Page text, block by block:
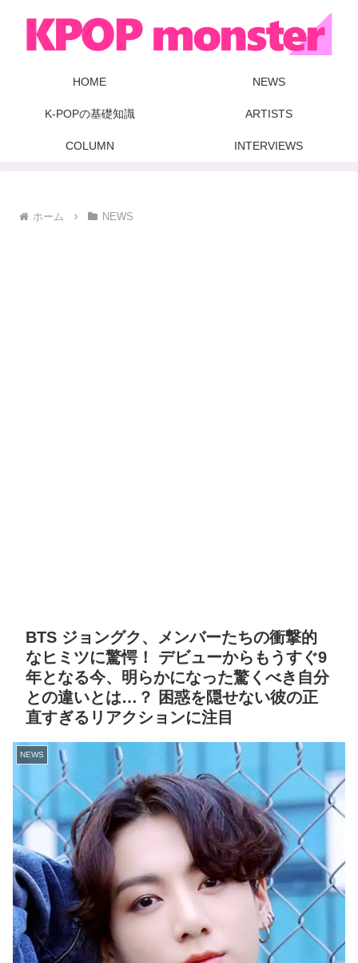
HOME NEWS
K-POPの基礎知識 ARTISTS
COLUMN INTERVIEWS
ホーム NEWS
BTS ジョングク、メンバーたちの衝撃的
なヒミツに驚愕！ デビューからもうすぐ9
年となる今、明らかになった驚くべき自分
との違いとは…？ 困惑を隠せない彼の正
直すぎるリアクションに注目
NEWS